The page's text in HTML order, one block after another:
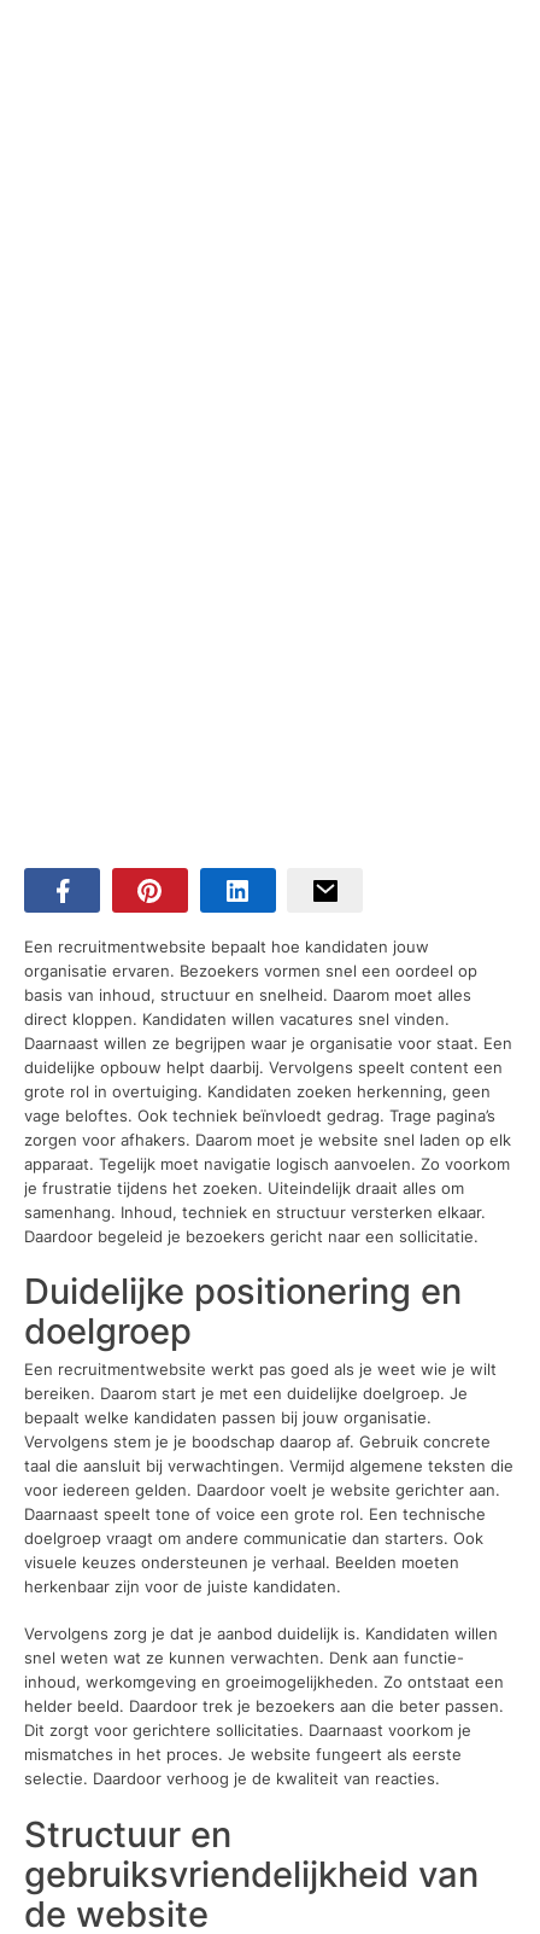
Een recruitmentwebsite bepaalt hoe kandidaten jouw
organisatie ervaren. Bezoekers vormen snel een oordeel op
basis van inhoud, structuur en snelheid. Daarom moet alles
direct kloppen. Kandidaten willen vacatures snel vinden.
Daarnaast willen ze begrijpen waar je organisatie voor staat. Een
duidelijke opbouw helpt daarbij. Vervolgens speelt content een
grote rol in overtuiging. Kandidaten zoeken herkenning, geen
vage beloftes. Ook techniek beïnvloedt gedrag. Trage pagina’s
zorgen voor afhakers. Daarom moet je website snel laden op elk
apparaat. Tegelijk moet navigatie logisch aanvoelen. Zo voorkom
je frustratie tijdens het zoeken. Uiteindelijk draait alles om
samenhang. Inhoud, techniek en structuur versterken elkaar.
Daardoor begeleid je bezoekers gericht naar een sollicitatie.
Duidelijke positionering en
doelgroep
Een recruitmentwebsite werkt pas goed als je weet wie je wilt
bereiken. Daarom start je met een duidelijke doelgroep. Je
bepaalt welke kandidaten passen bij jouw organisatie.
Vervolgens stem je je boodschap daarop af. Gebruik concrete
taal die aansluit bij verwachtingen. Vermijd algemene teksten die
voor iedereen gelden. Daardoor voelt je website gerichter aan.
Daarnaast speelt tone of voice een grote rol. Een technische
doelgroep vraagt om andere communicatie dan starters. Ook
visuele keuzes ondersteunen je verhaal. Beelden moeten
herkenbaar zijn voor de juiste kandidaten.
Vervolgens zorg je dat je aanbod duidelijk is. Kandidaten willen
snel weten wat ze kunnen verwachten. Denk aan functie-
inhoud, werkomgeving en groeimogelijkheden. Zo ontstaat een
helder beeld. Daardoor trek je bezoekers aan die beter passen.
Dit zorgt voor gerichtere sollicitaties. Daarnaast voorkom je
mismatches in het proces. Je website fungeert als eerste
selectie. Daardoor verhoog je de kwaliteit van reacties.
Structuur en
gebruiksvriendelijkheid van
de website